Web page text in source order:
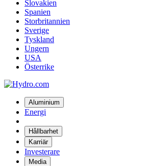
Slovakien
Spanien
Storbritannien
Sverige
Tyskland
Ungern
USA
Österrike
Aluminium
Energi
Hållbarhet
Karriär
Investerare
Media